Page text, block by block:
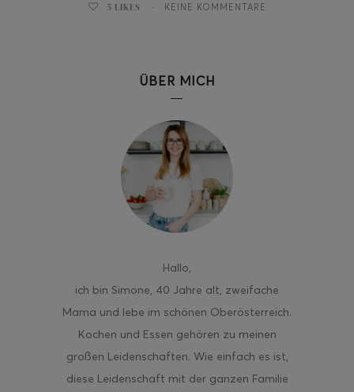
5 LIKES KEINE KOMMENTARE
ÜBER MICH
Hallo,
ich bin Simone, 40 Jahre alt, zweifache
Mama und lebe im schönen Oberösterreich.
Kochen und Essen gehören zu meinen
großen Leidenschaften. Wie einfach es ist,
diese Leidenschaft mit der ganzen Familie